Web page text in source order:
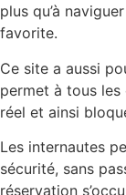
plus qu’à
favorite.
Ce site a aussi
permet à tous les
réel et ainsi
Les internautes
sécurité, sans
réservation